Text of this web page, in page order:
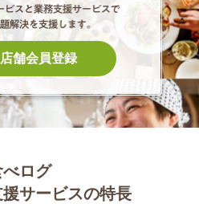
食べログの集
店舗会員登録
べログ
サービスの特長